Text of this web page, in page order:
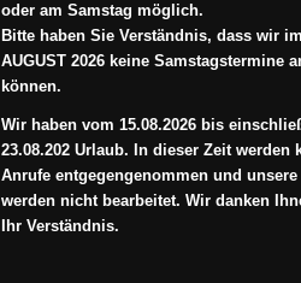
oder am Samstag möglich.
Bitte haben Sie Verständnis, dass wir im
AUGUST 2026 keine Samstagstermine
können.
Wir haben vom 15.08.2026 bis
23.08.202 Urlaub. In dieser Zeit werden
Anrufe entgegengenommen und unsere
werden nicht bearbeitet. Wir danken
Ihr Verständnis.